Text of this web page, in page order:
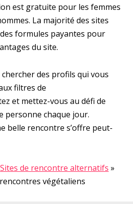
est gratuite pour les femmes
La majorité des sites
formules payantes pour
du site.
chercher des profils qui vous
filtres de
et mettez-vous au défi de
personne chaque jour.
belle rencontre s’offre peut-
Sites de rencontre alternatifs »
végétaliens